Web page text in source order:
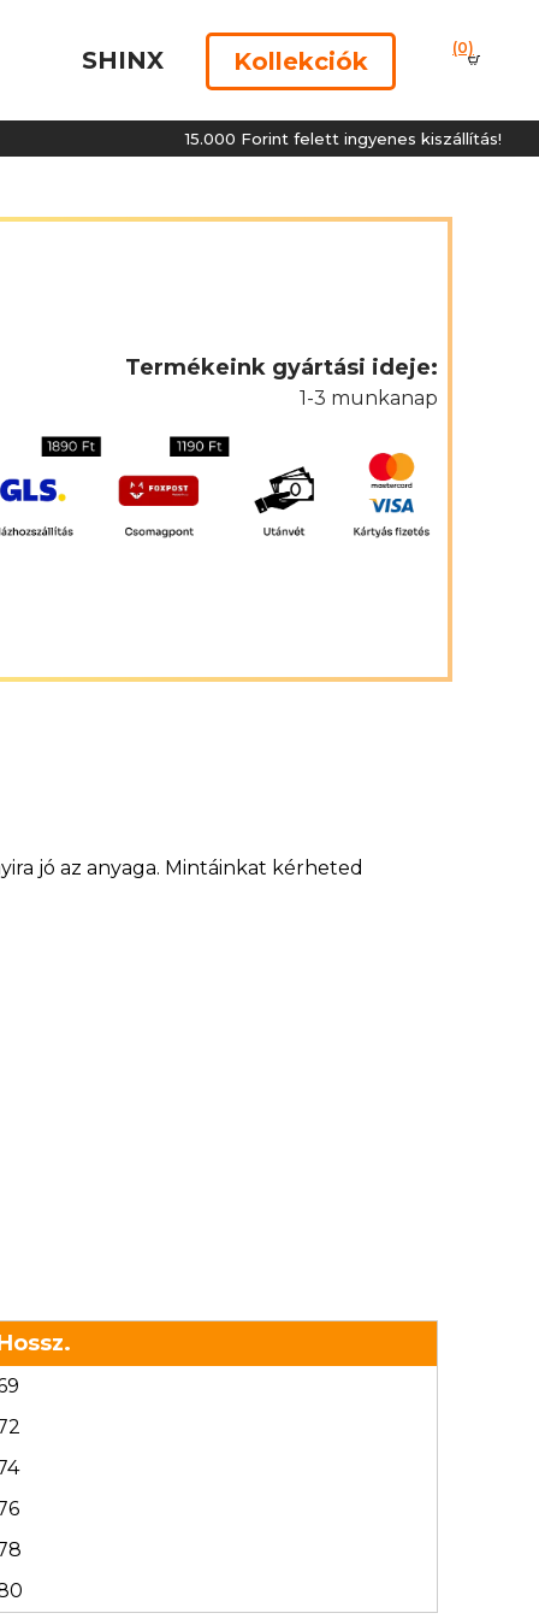
SHINX Kollekciók (0)
15.000 Forint felett ingyenes kiszállítás!
Termékeink gyártási ideje:
1-3 munkanap
jó az anyaga. Mintáinkat kérheted